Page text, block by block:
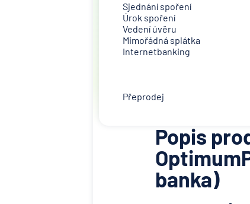
Sjednání spoření
Úrok spoření
Vedení úvěru
Mimořádná splátka
Internetbanking
Přeprodej
Popis
banka)